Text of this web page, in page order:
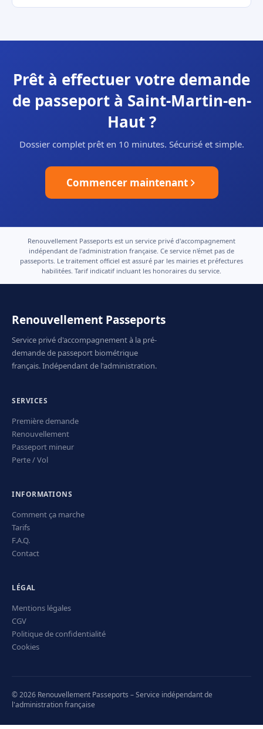
Prêt à effectuer votre demande
de passeport à Saint-Martin-en-
Haut ?
Dossier complet prêt en 10 minutes. Sécurisé et simple.
Commencer maintenant
Renouvellement Passeports est un service privé d'accompagnement
indépendant de l'administration française. Ce service n'émet pas de
passeports. Le traitement officiel est assuré par les mairies et préfectures
habilitées. Tarif indicatif incluant les honoraires du service.
Renouvellement Passeports
Service privé d'accompagnement à la pré-
demande de passeport biométrique
français. Indépendant de l'administration.
SERVICES
Première demande
Renouvellement
Passeport mineur
Perte / Vol
INFORMATIONS
Comment ça marche
Tarifs
F.A.Q.
Contact
LÉGAL
Mentions légales
CGV
Politique de confidentialité
Cookies
© 2026 Renouvellement Passeports – Service indépendant de
l'administration française